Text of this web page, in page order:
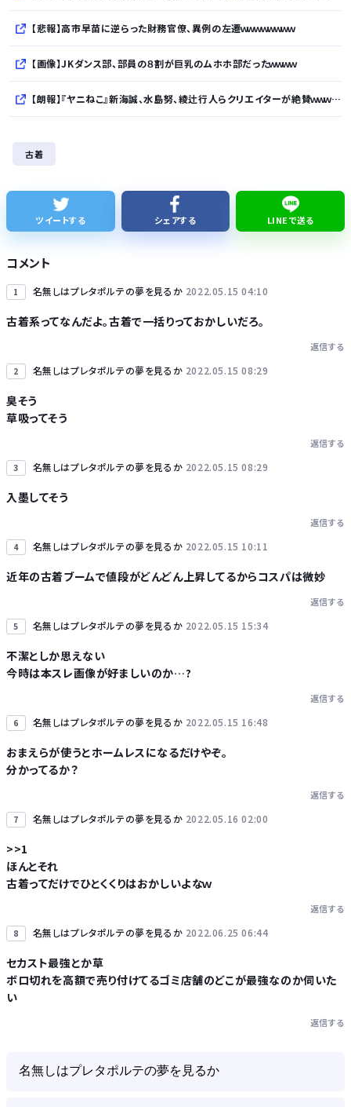
【悲報】高市早苗に逆らった財務官僚、異例の左遷ｗｗｗｗｗｗｗｗ
【画像】JKダンス部、部員の８割が巨乳のムホホ部だったｗｗｗｗ
【朗報】『ヤニねこ』新海誠、水島努、綾辻行人らクリエイターが絶賛ｗｗｗｗｗｗｗｗｗ
シカ「ヒマワリ全部喰った」 郡山布引風の高原まつり中止
古着
ツイートする シェアする LINEで送る
コメント
1 名無しはプレタポルテの夢を見るか 2022.05.15 04:10
古着系ってなんだよ。古着で一括りっておかしいだろ。
返信する
2 名無しはプレタポルテの夢を見るか 2022.05.15 08:29
臭そう
草吸ってそう
返信する
3 名無しはプレタポルテの夢を見るか 2022.05.15 08:29
入墨してそう
返信する
4 名無しはプレタポルテの夢を見るか 2022.05.15 10:11
近年の古着ブームで値段がどんどん上昇してるからコスパは微妙
返信する
5 名無しはプレタポルテの夢を見るか 2022.05.15 15:34
不潔としか思えない
今時は本スレ画像が好ましいのか…?
返信する
6 名無しはプレタポルテの夢を見るか 2022.05.15 16:48
おまえらが使うとホームレスになるだけやぞ。
分かってるか？
返信する
7 名無しはプレタポルテの夢を見るか 2022.05.16 02:00
>>1
ほんとそれ
古着ってだけでひとくくりはおかしいよなｗ
返信する
8 名無しはプレタポルテの夢を見るか 2022.06.25 06:44
セカスト最強とか草
ボロ切れを高額で売り付けてるゴミ店舗のどこが最強なのか伺いた
い
返信する